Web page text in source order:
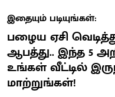
இதையும் படியுங்கள்:
பழைய ஏசி
ஆபத்து.. இந்த 5
உங்கள் வீட்டில்
மாற்றுங்கள்!